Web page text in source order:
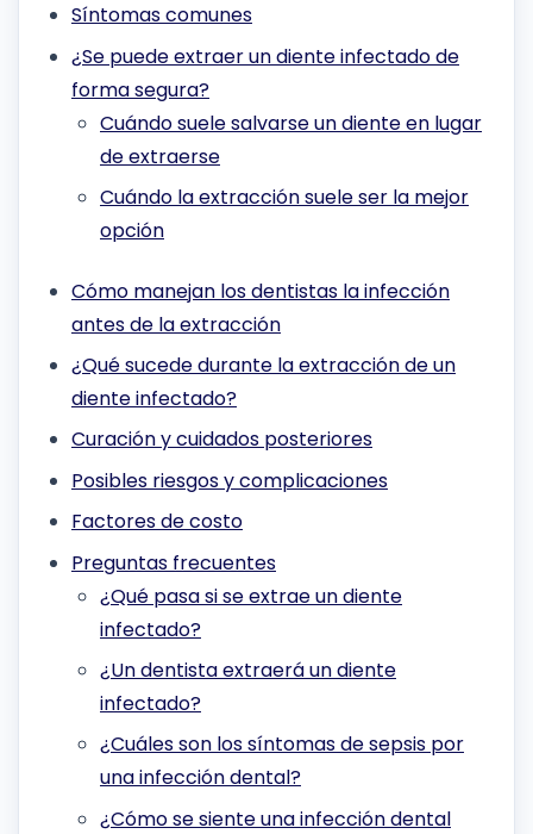
Síntomas comunes
¿Se puede extraer un diente infectado de
forma segura?
Cuándo suele salvarse un diente en lugar
de extraerse
Cuándo la extracción suele ser la mejor
opción
Cómo manejan los dentistas la infección
antes de la extracción
¿Qué sucede durante la extracción de un
diente infectado?
Curación y cuidados posteriores
Posibles riesgos y complicaciones
Factores de costo
Preguntas frecuentes
¿Qué pasa si se extrae un diente
infectado?
¿Un dentista extraerá un diente
infectado?
¿Cuáles son los síntomas de sepsis por
una infección dental?
¿Cómo se siente una infección dental